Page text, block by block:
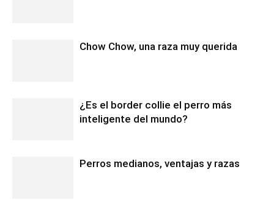
Chow Chow, una raza muy querida
¿Es el border collie el perro más
inteligente del mundo?
Perros medianos, ventajas y razas